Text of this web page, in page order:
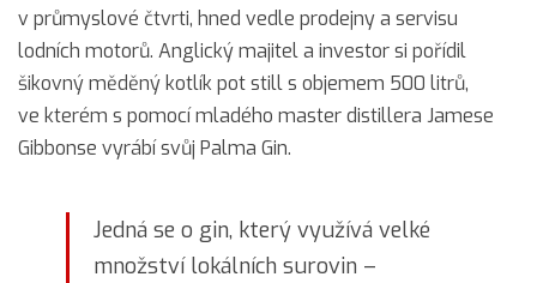
v průmyslové čtvrti, hned vedle prodejny a servisu
lodních motorů. Anglický majitel a investor si pořídil
šikovný měděný kotlík pot still s objemem 500 litrů,
ve kterém s pomocí mladého master distillera Jamese
Gibbonse vyrábí svůj Palma Gin.
Jedná se o gin, který využívá velké
množství lokálních surovin –